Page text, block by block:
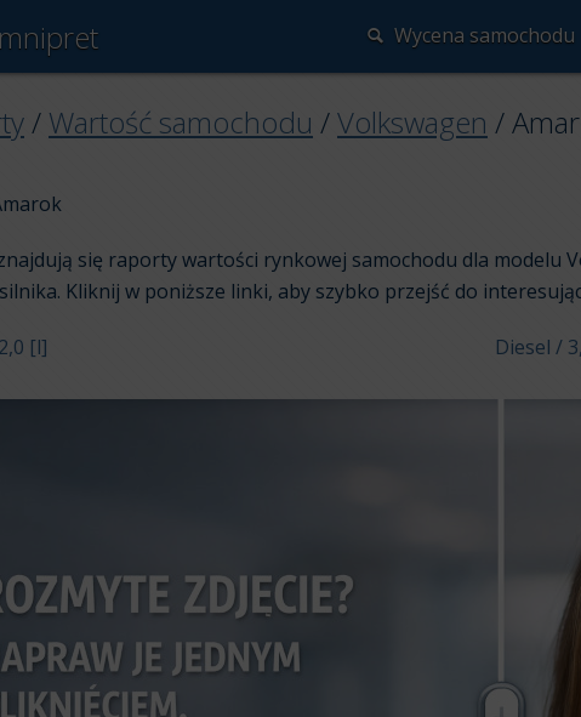
Wycena samochodu
/ Wartość samochodu /Volkswagen /
się raporty wartości rynkowej samochodu dla modelu
Kliknij w poniższe linki, aby szybko przejść do
[l] Diesel /